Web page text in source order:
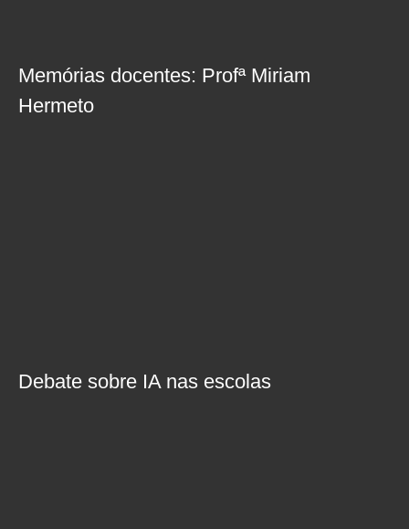
Memórias docentes: Profª Miriam
Hermeto
Debate sobre IA nas escolas